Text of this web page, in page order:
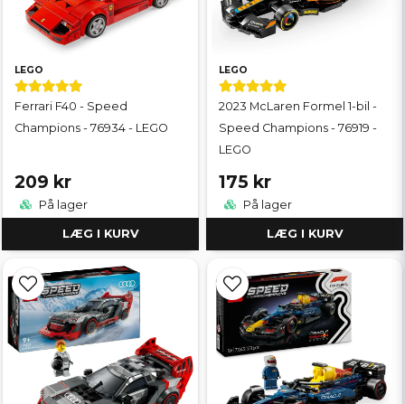
LEGO
Ferrari F40 - Speed
Champions - 76934 - LEGO
209 kr
På lager
LÆG I KURV
LEGO
2023 McLaren Formel 1-bil -
Speed Champions - 76919 -
LEGO
175 kr
På lager
LÆG I KURV